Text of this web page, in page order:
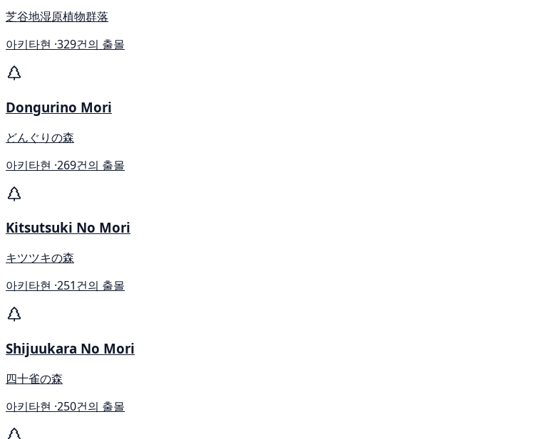
芝谷地湿原植物群落
아키타현 ·329건의 출몰
Dongurino Mori
どんぐりの森
아키타현 ·269건의 출몰
Kitsutsuki No Mori
キツツキの森
아키타현 ·251건의 출몰
Shijuukara No Mori
四十雀の森
아키타현 ·250건의 출몰